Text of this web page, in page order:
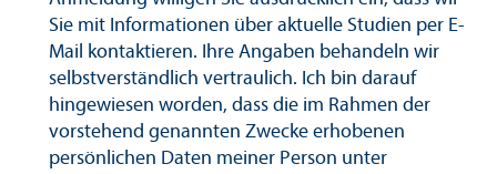
Sie mit Informationen über aktuelle Studien per E-
Mail kontaktieren. Ihre Angaben behandeln wir
selbstverständlich vertraulich. Ich bin darauf
hingewiesen worden, dass die im Rahmen der
vorstehend genannten Zwecke erhobenen
persönlichen Daten meiner Person unter